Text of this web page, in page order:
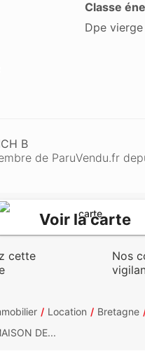
Classe
Dpe vierge
B
de ParuVendu.fr
Voir la carte
cette
Nos
Location Bretagne
DE...